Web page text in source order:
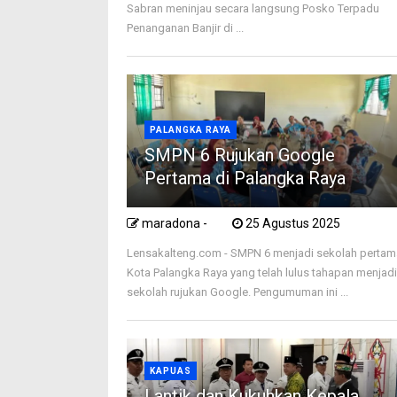
Sabran meninjau secara langsung Posko Terpadu
Penanganan Banjir di ...
PALANGKA RAYA
SMPN 6 Rujukan Google
Pertama di Palangka Raya
maradona - 25 Agustus 2025
Lensakalteng.com - SMPN 6 menjadi sekolah
Kota Palangka Raya yang telah lulus tahapan menjadi
sekolah rujukan Google. Pengumuman ini ...
KAPUAS